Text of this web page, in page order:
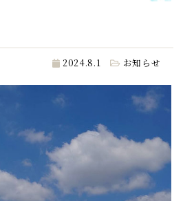
2024.8.1 お知らせ